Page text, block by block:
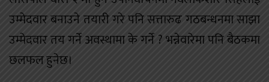
उम्मेदवार बनाउने तयारी गरे पनि सत्तारुढ गठबन्धनमा साझा
उम्मेदवार तय गर्ने अवस्थामा के गर्ने ? भन्नेवारेमा पनि बैठकमा
छलफल हुनेछ।